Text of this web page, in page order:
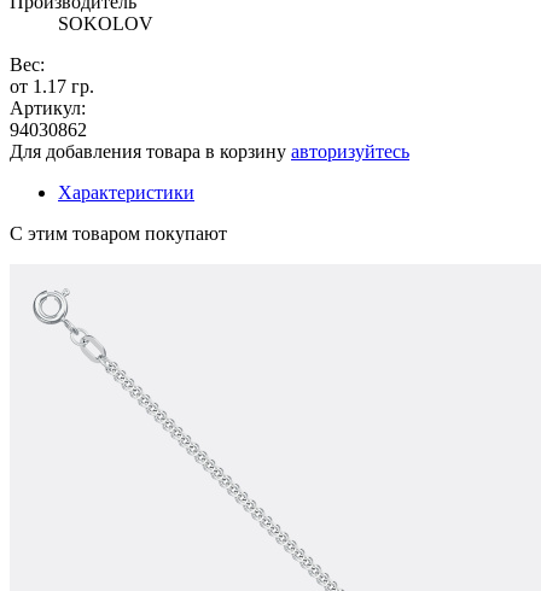
SOKOLOV
Вес:
от 1.17 гр.
Артикул:
94030862
Для добавления товара в корзину авторизуйтесь
Характеристики
С этим товаром покупают